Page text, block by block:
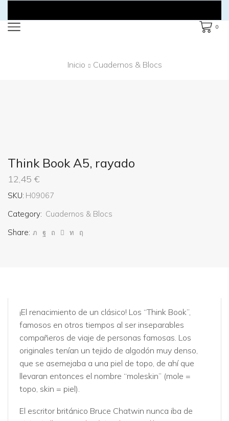
0
Inicio Cuadernos & Blocs
Think Book A5, rayado
12,45 €
SKU: H09067
Category: Cuadernos & Blocs
Share:
¡El renacimiento de un clásico! Los “Think Book”,
famosos en otros tiempos al ser inseparables
compañeros de viaje de personas famosas. Los
originales tenían un tejido de algodón muy denso,
que se asemejaba a una piel de topo, de ahí que
llevaran entonces el nombre “moleskin” (mole =
topo, skin = piel).
El escritor británico Bruce Chatwin nunca iba de